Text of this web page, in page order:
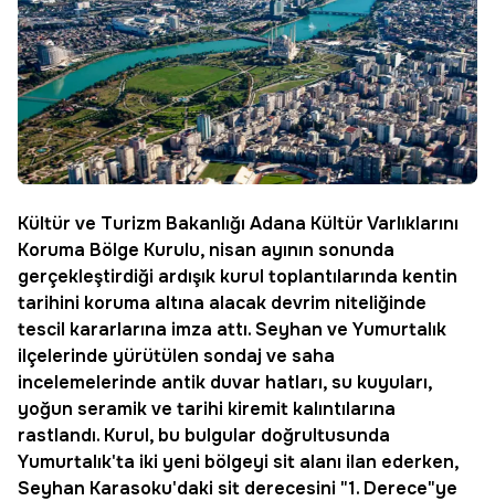
Kültür ve Turizm Bakanlığı Adana Kültür Varlıklarını
Koruma Bölge Kurulu, nisan ayının sonunda
gerçekleştirdiği ardışık kurul toplantılarında kentin
tarihini koruma altına alacak devrim niteliğinde
tescil kararlarına imza attı. Seyhan ve Yumurtalık
ilçelerinde yürütülen sondaj ve saha
incelemelerinde antik duvar hatları, su kuyuları,
yoğun seramik ve tarihi kiremit kalıntılarına
rastlandı. Kurul, bu bulgular doğrultusunda
Yumurtalık'ta iki yeni bölgeyi sit alanı ilan ederken,
Seyhan Karasoku'daki sit derecesini "1. Derece"ye